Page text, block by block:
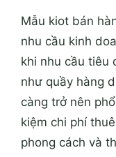
Mẫu kiot bán
nhu cầu kinh
khi nhu cầu tiêu
như quầy hàng
càng trở nên
kiệm chi phí
phong cách và